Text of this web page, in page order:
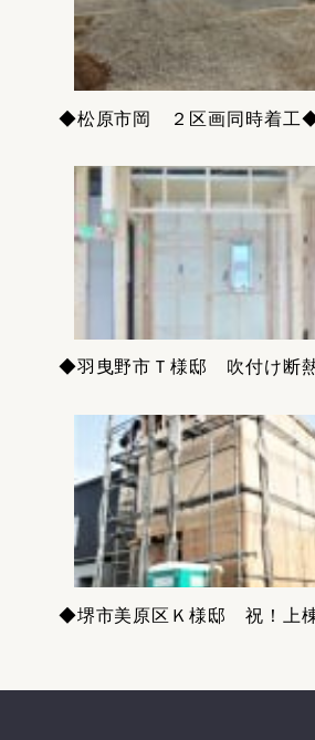
◆松原市岡 ２区画同時着工
◆羽曳野市Ｔ様邸 吹付け断
◆堺市美原区Ｋ様邸 祝！上